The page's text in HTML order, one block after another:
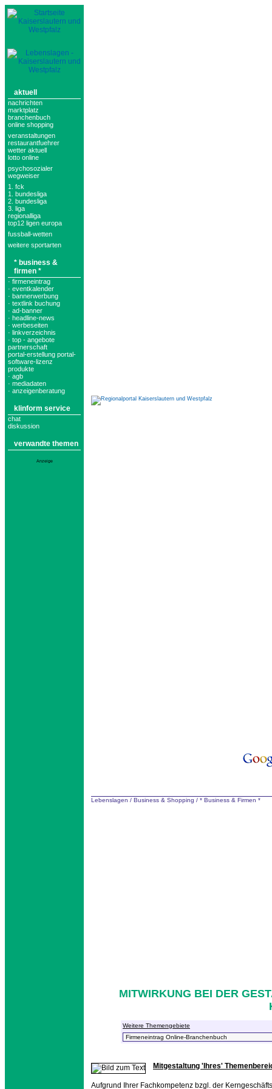
aktuell
nachrichten
marktplatz
branchenbuch
online shopping
veranstaltungen
restaurantfuehrer
wetter aktuell
lotto online
psychosozialer
wegweiser
1. fck
1. bundesliga
2. bundesliga
3. liga
regionalliga
top12 ligen europa
fussball-wetten
weitere sportarten
* business &
firmen *
· firmeneintrag
· eventkalender
· bannerwerbung
· textlink buchung
· ad-banner
· headline-news
· werbeseiten
· linkverzeichnis
· top - angebote
partnerschaft
portal-erstellung portal-
software-lizenz
produkte
· agb
· mediadaten
· anzeigenberatung
klinform service
chat
diskussion
verwandte themen
Anzeige
Lebenslagen / Business & Shopping / * Business & Firmen *
MITWIRKUNG BEI DER
Weitere Themengebiete
Mitgestaltung 'Ihres'
Aufgrund Ihrer Fachkompetenz bzgl. der